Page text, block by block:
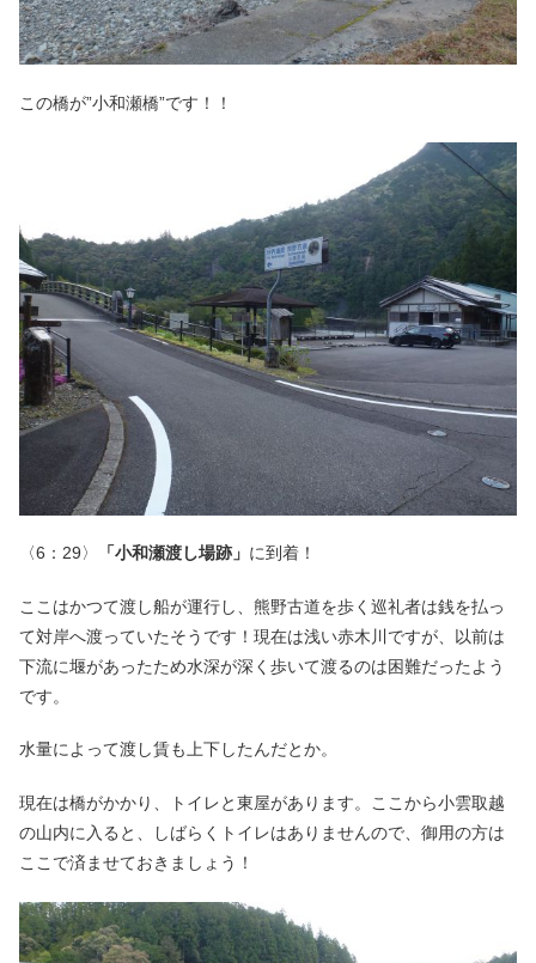
この橋が”小和瀬橋”です！！
〈6：29〉 「小和瀬渡し場跡」 に到着！
ここはかつて渡し船が運行し、熊野古道を歩く巡礼者は銭を払っ
て対岸へ渡っていたそうです！現在は浅い赤木川ですが、以前は
下流に堰があったため水深が深く歩いて渡るのは困難だったよう
です。
水量によって渡し賃も上下したんだとか。
現在は橋がかかり、トイレと東屋があります。ここから小雲取越
の山内に入ると、しばらくトイレはありませんので、御用の方は
ここで済ませておきましょう！